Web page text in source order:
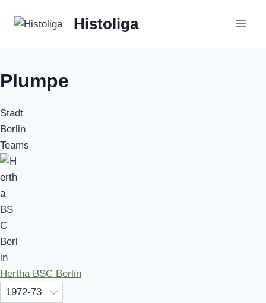
Inhalt
Histoliga
Plumpe
Stadt
Berlin
Teams
Hertha BSC Berlin